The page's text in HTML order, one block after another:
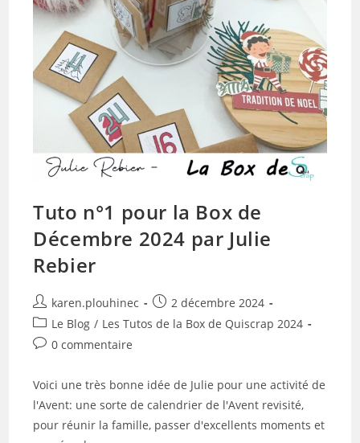
Tuto n°1 pour la Box de
Décembre 2024 par Julie
Rebier
Auteur/autrice
de
la
publication :
karen.plouhinec
Publication
publiée :
2 décembre 2024
Post
category:
Le Blog / Les Tutos de la Box de Quiscrap 2024
Commentaires
publication :
0 commentaire
Voici une très bonne idée de Julie pour une activité de
l'Avent: une sorte de calendrier de l'Avent revisité,
pour réunir la famille, passer d'excellents moments et